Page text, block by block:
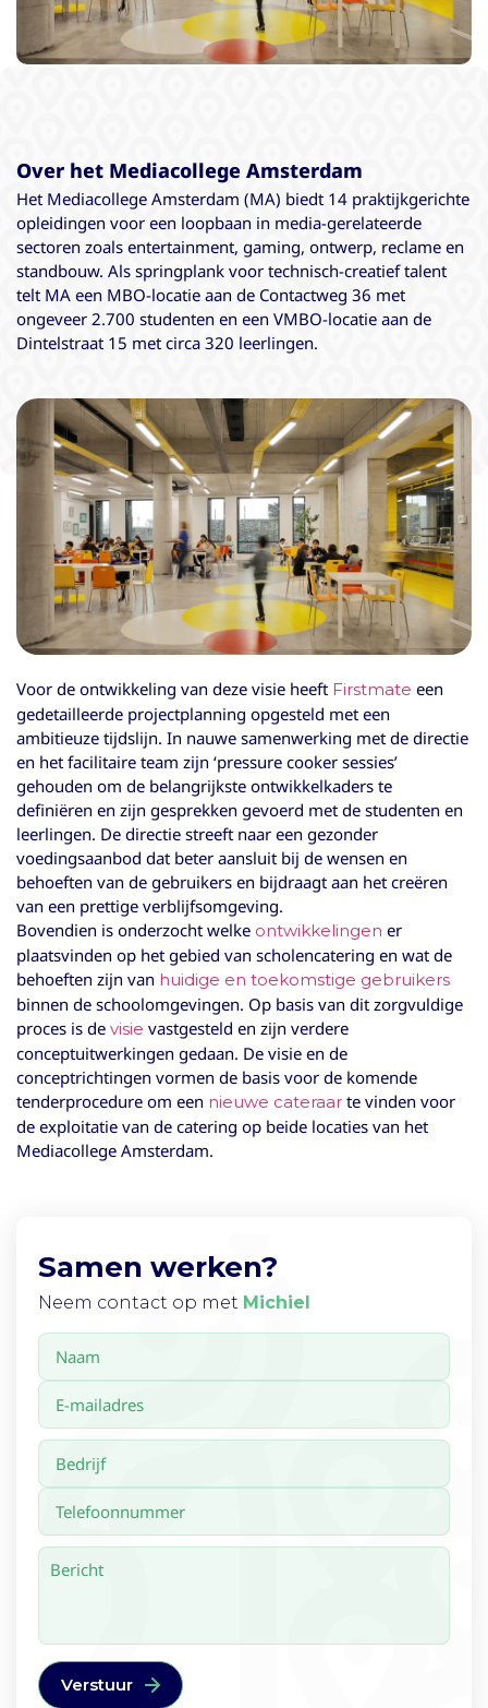
Over het Mediacollege Amsterdam
Het Mediacollege Amsterdam (MA) biedt 14 praktijkgerichte
opleidingen voor een loopbaan in media-gerelateerde
sectoren zoals entertainment, gaming, ontwerp, reclame en
standbouw. Als springplank voor technisch-creatief talent
telt MA een MBO-locatie aan de Contactweg 36 met
ongeveer 2.700 studenten en een VMBO-locatie aan de
Dintelstraat 15 met circa 320 leerlingen.
Voor de ontwikkeling van deze visie heeft Firstmate een
gedetailleerde projectplanning opgesteld met een
ambitieuze tijdslijn. In nauwe samenwerking met de directie
en het facilitaire team zijn ‘pressure cooker sessies’
gehouden om de belangrijkste ontwikkelkaders te
definiëren en zijn gesprekken gevoerd met de studenten en
leerlingen. De directie streeft naar een gezonder
voedingsaanbod dat beter aansluit bij de wensen en
behoeften van de gebruikers en bijdraagt aan het creëren
van een prettige verblijfsomgeving.
Bovendien is onderzocht welke ontwikkelingen er
plaatsvinden op het gebied van scholencatering en wat de
behoeften zijn van huidige en toekomstige gebruikers
binnen de schoolomgevingen. Op basis van dit zorgvuldige
proces is de visie vastgesteld en zijn verdere
conceptuitwerkingen gedaan. De visie en de
conceptrichtingen vormen de basis voor de komende
tenderprocedure om een nieuwe cateraar te vinden voor
de exploitatie van de catering op beide locaties van het
Mediacollege Amsterdam.
Samen werken?
Neem contact op met Michiel